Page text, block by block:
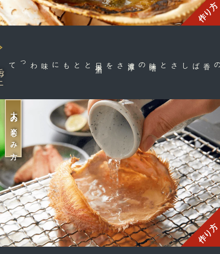
作り方
大人の楽しみ方
作り方
カニの香ばしさと
さを
とともに味わって